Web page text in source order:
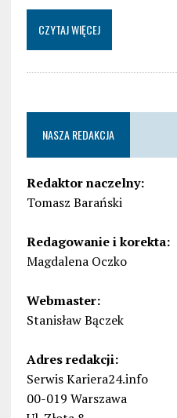
CZYTAJ WIĘCEJ
NASZA REDAKCJA
Redaktor naczelny:
Tomasz Barański
Redagowanie i korekta:
Magdalena Oczko
Webmaster:
Stanisław Bączek
Adres redakcji:
Serwis Kariera24.info
00-019 Warszawa